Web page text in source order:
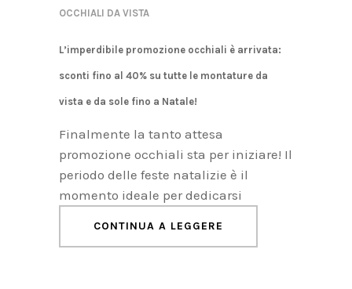
OCCHIALI DA VISTA
L’imperdibile promozione occhiali è arrivata:
sconti fino al 40% su tutte le montature da
vista e da sole fino a Natale!
Finalmente la tanto attesa
promozione occhiali sta per iniziare! Il
periodo delle feste natalizie è il
momento ideale per dedicarsi
CONTINUA A LEGGERE